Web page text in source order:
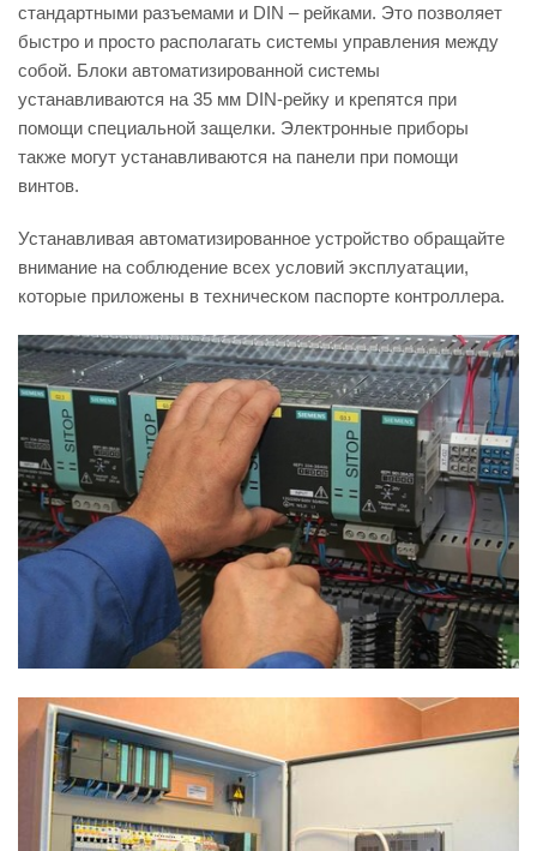
стандартными разъемами и DIN – рейками. Это позволяет
быстро и просто располагать системы управления между
собой. Блоки автоматизированной системы
устанавливаются на 35 мм DIN-рейку и крепятся при
помощи специальной защелки. Электронные приборы
также могут устанавливаются на панели при помощи
винтов.
Устанавливая автоматизированное устройство обращайте
внимание на соблюдение всех условий эксплуатации,
которые приложены в техническом паспорте контроллера.